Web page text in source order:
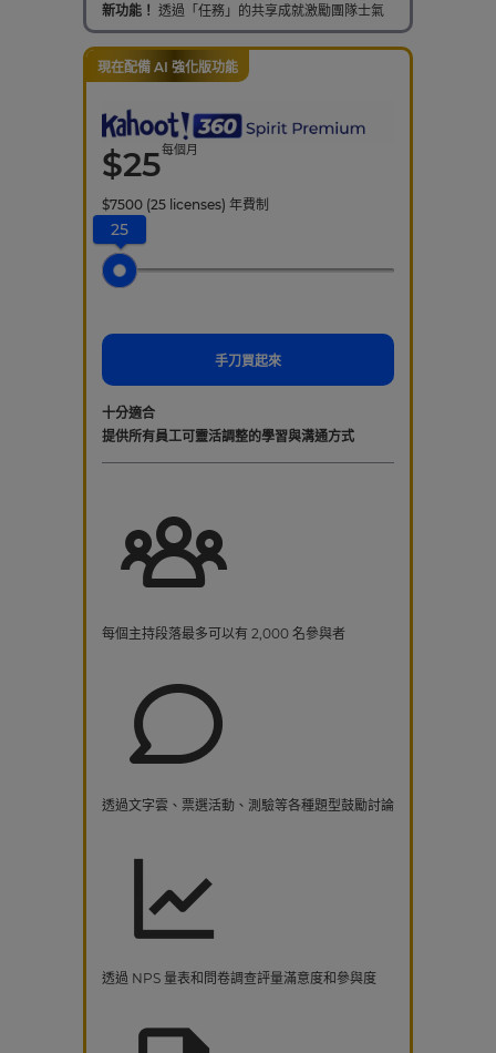
新功能！ 透過「任務」的共享成就激勵團隊士氣
現在配備 AI 強化版功能
$25每個月
$7500 (25 licenses) 年費制
25
手刀買起來
十分適合
提供所有員工可靈活調整的學習與溝通方式
每個主持段落最多可以有 2,000 名參與者
透過文字雲、票選活動、測驗等各種題型鼓勵討論
透過 NPS 量表和問卷調查評量滿意度和參與度